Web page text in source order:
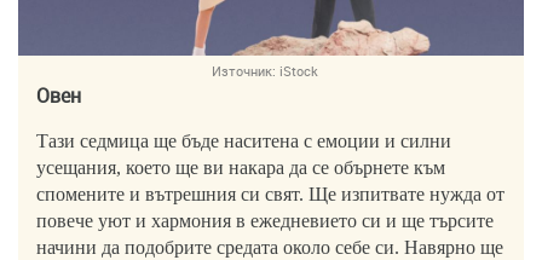
Източник: iStock
Овен
Тази седмица ще бъде наситена с емоции и силни
усещания, което ще ви накара да се обърнете към
спомените и вътрешния си свят. Ще изпитвате нужда от
повече уют и хармония в ежедневието си и ще търсите
начини да подобрите средата около себе си. Навярно ще